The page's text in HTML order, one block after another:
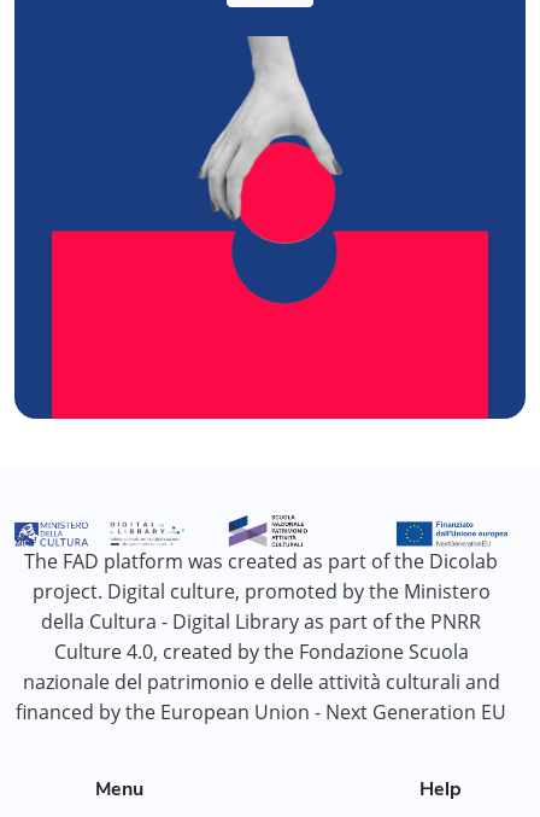
The FAD platform was created as part of the Dicolab
project. Digital culture, promoted by the Ministero
della Cultura - Digital Library as part of the PNRR
Culture 4.0, created by the Fondazione Scuola
nazionale del patrimonio e delle attività culturali and
financed by the European Union - Next Generation EU
Menu Help